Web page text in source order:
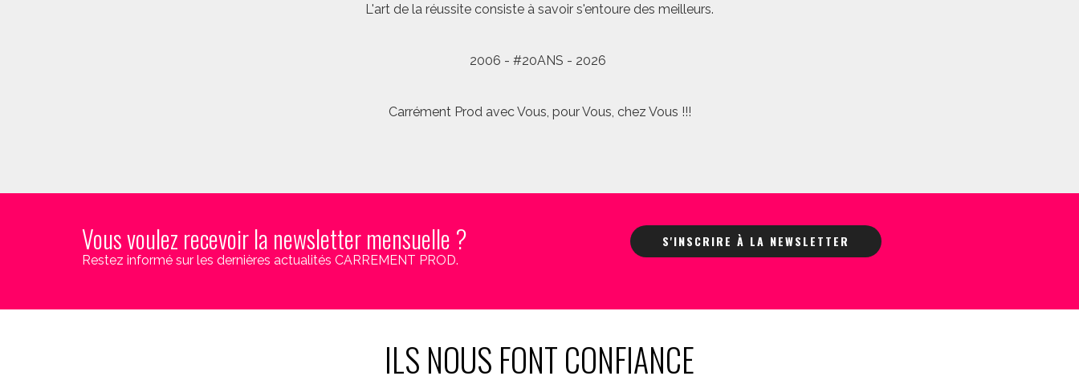
L'art de la réussite consiste à savoir s'entoure des meilleurs.
2006 - #20ANS - 2026
Carrément Prod avec Vous, pour Vous, chez Vous !!!
Vous voulez recevoir la newsletter mensuelle ?
Restez informé sur les dernières actualités CARREMENT PROD.
S'INSCRIRE À LA NEWSLETTER
ILS NOUS FONT CONFIANCE